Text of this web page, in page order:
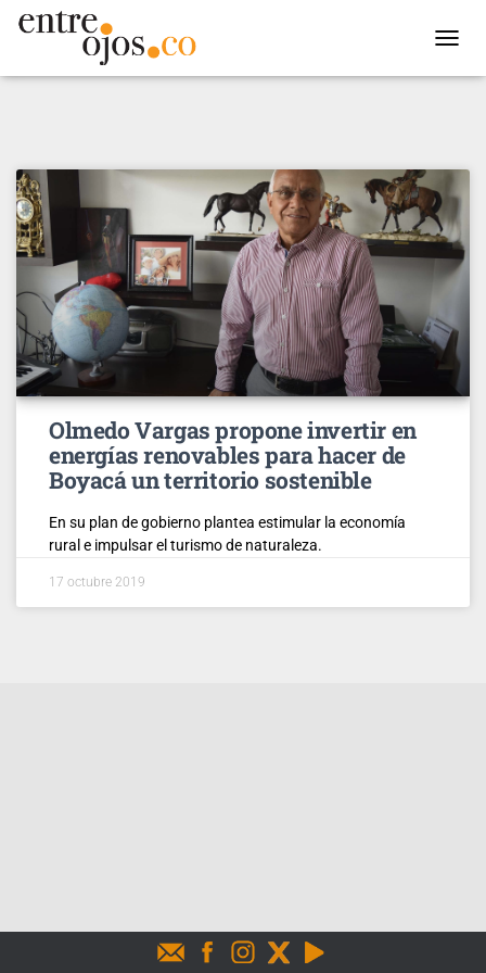
Olmedo Vargas propone invertir en
energías renovables para hacer de
Boyacá un territorio sostenible
En su plan de gobierno plantea estimular la economía
rural e impulsar el turismo de naturaleza.
17 octubre 2019